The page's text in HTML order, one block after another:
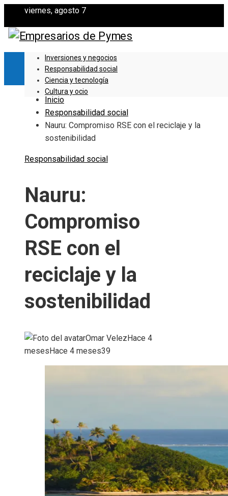
viernes, agosto 7
Inversiones y negocios
Responsabilidad social
Ciencia y tecnología
Cultura y ocio
Inicio
Responsabilidad social
Nauru: Compromiso RSE con el reciclaje y la
sostenibilidad
Responsabilidad social
Nauru:
Compromiso
RSE con el
reciclaje y la
sostenibilidad
Omar Velez Hace 4
meses Hace 4 meses39